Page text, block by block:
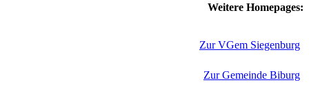
Weitere Homepages:
Zur VGem Siegenburg
Zur Gemeinde Biburg